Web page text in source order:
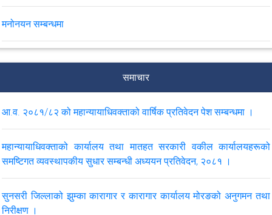
मनोनयन सम्बन्धमा
पुनरावेदन सम्बन्धी कारवाही समयमै सम्पन्न गर्ने सम्बन्धमा परिपत्र।
मिति २०८३।०२।२३ र २४ गते कोशी प्रदेशको विराटनगरमा आयोजना हुने
सरकारी वकीलहरूको प्रादेशिक कार्यशाला, २०८३ र चौथो पंचवर्षीय रणनीतिक
योजनाका प्रस्तावित क्रियाकलाप कार्यक्रम सम्बन्धी मनोनयन सम्बन्धमा ।
मिति २०८३।०२।१६ र १७ गते कर्णाली प्रदेशको सुर्खेतमा आयोजना हुने
सरकारी वकीलहरूको प्रादेशिक कार्यशाला, २०८३ र चौथो पंचवर्षीय रणनीतिक
समाचार
आ.व. २०८१/८२ को महान्यायाधिवक्ताको वार्षिक प्रतिवेदन पेश सम्बन्धमा ।
महान्यायाधिवक्ताको कार्यालय तथा मातहत सरकारी वकील कार्यालयहरूको
समष्टिगत व्यवस्थापकीय सुधार सम्बन्धी अध्ययन प्रतिवेदन, २०८१ ।
सुनसरी जिल्लाको झुम्का कारागार र कारागार कार्यालय मोरङको अनुगमन तथा
निरीक्षण ।